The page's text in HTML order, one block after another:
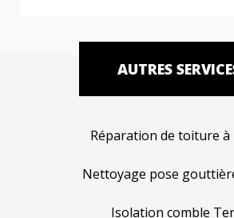
AUTRES
Réparation de toiture à
Nettoyage pose
Isolation comble